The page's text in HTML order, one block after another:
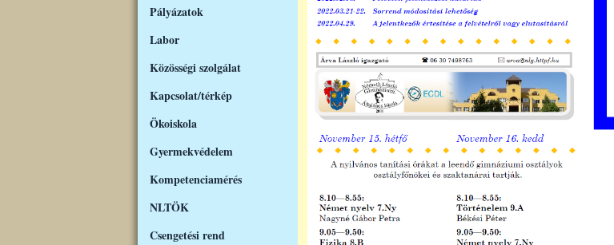
Pályázatok
Labor
Közösségi szolgálat
Kapcsolat/térkép
Ökoiskola
Gyermekvédelem
Kompetenciamérés
NLTÖK
Csengetési rend